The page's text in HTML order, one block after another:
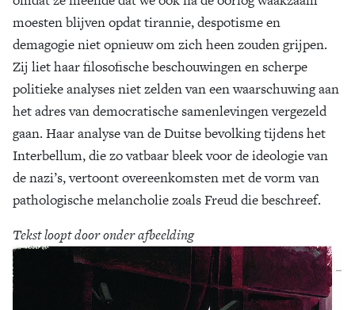
moesten blijven opdat tirannie, despotisme en
demagogie niet opnieuw om zich heen zouden grijpen.
Zij liet haar filosofische beschouwingen en scherpe
politieke analyses niet zelden van een waarschuwing aan
het adres van democratische samenlevingen vergezeld
gaan. Haar analyse van de Duitse bevolking tijdens het
Interbellum, die zo vatbaar bleek voor de ideologie van
de nazi’s, vertoont overeenkomsten met de vorm van
pathologische melancholie zoals Freud die beschreef.
Tekst loopt door onder afbeelding